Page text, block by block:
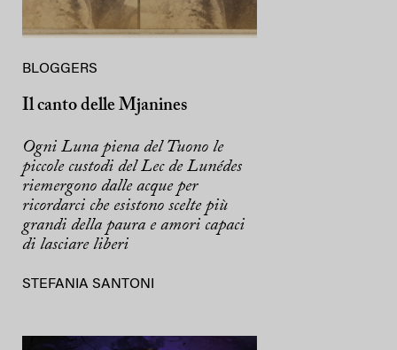
BLOGGERS
Il canto delle Mjanines
Ogni Luna piena del Tuono le
piccole custodi del Lec de Lunédes
riemergono dalle acque per
ricordarci che esistono scelte più
grandi della paura e amori capaci
di lasciare liberi
STEFANIA SANTONI